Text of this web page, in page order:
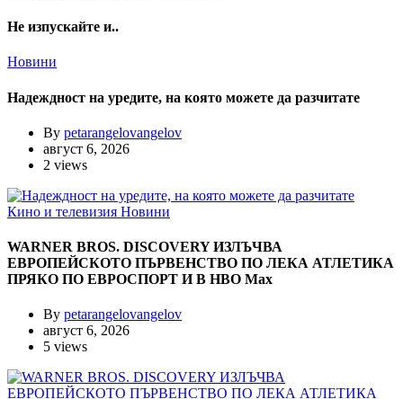
Не изпускайте и..
Новини
Надеждност на уредите, на която можете да разчитате
By petarangelovangelov
август 6, 2026
2 views
Кино и телевизия Новини
WARNER BROS. DISCOVERY ИЗЛЪЧВА
ЕВРОПЕЙСКОТО ПЪРВЕНСТВО ПО ЛЕКА АТЛЕТИКА
ПРЯКО ПО ЕВРОСПОРТ И В НВО Мах
By petarangelovangelov
август 6, 2026
5 views